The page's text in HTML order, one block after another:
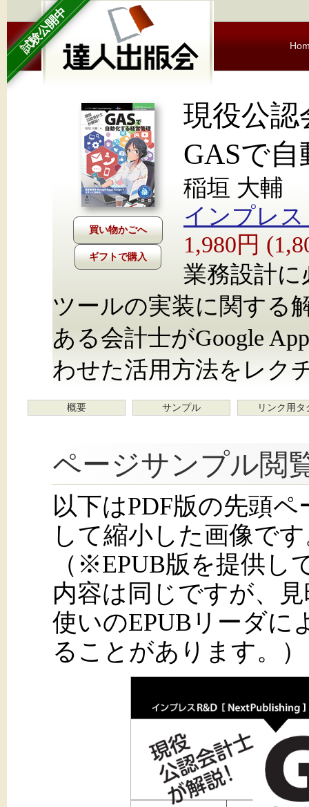
試験公開中
ギフトで購入
現役公認
GASで
稲垣 大輔
インプレス
1,980円
業務設計
ツールの実装に関する
ある会計士がGoogle
わせた活用方法をレク
概要 サンプル リンク用タ
ページサンプル閲
以下はPDF版の先頭
して縮小した画像で
（※EPUB版を提供し
内容は同じですが、
使いのEPUBリーダに
ることがあります。）